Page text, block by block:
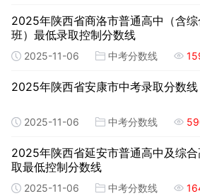
2025年陕西省商洛市普通高中（含综
班）最低录取控制分数线
2025-11-06 中考分数线
2025年陕西省安康市中考录取分数线
2025-11-06 中考分数线
2025年陕西省延安市普通高中及综
取最低控制分数线
2025-11-06 中考分数线